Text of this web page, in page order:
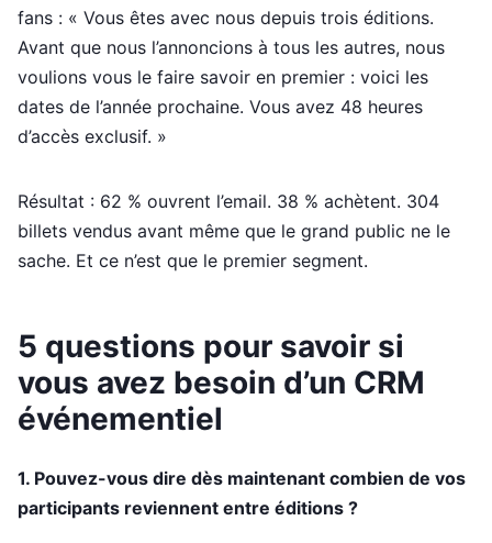
fans : « Vous êtes avec nous depuis trois éditions.
Avant que nous l’annoncions à tous les autres, nous
voulions vous le faire savoir en premier : voici les
dates de l’année prochaine. Vous avez 48 heures
d’accès exclusif. »
Résultat : 62 % ouvrent l’email. 38 % achètent. 304
billets vendus avant même que le grand public ne le
sache. Et ce n’est que le premier segment.
5 questions pour savoir si
vous avez besoin d’un CRM
événementiel
1. Pouvez-vous dire dès maintenant combien de vos
participants reviennent entre éditions ?